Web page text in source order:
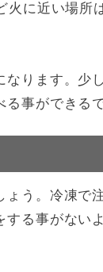
火に近い場所
ります。少
事ができる
う。冷凍で
る事がない